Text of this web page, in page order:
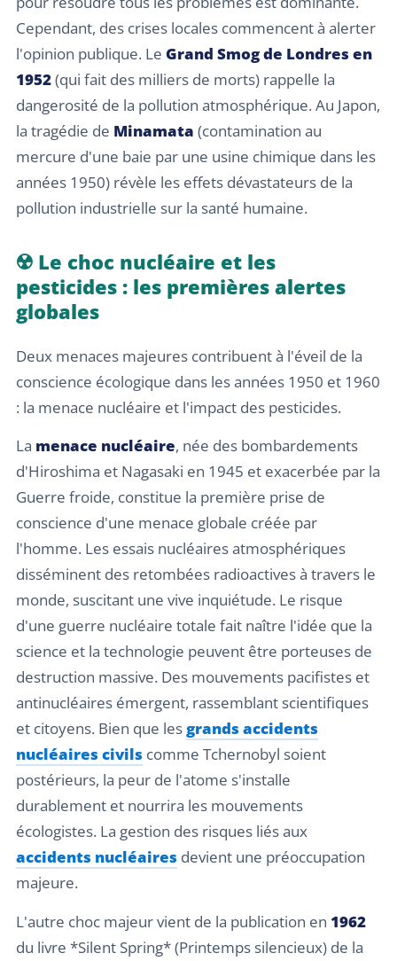
Cependant, des crises locales commencent à alerter
l'opinion publique. Le Grand Smog de Londres en
1952(qui fait des milliers de morts) rappelle la
dangerosité de la pollution atmosphérique. Au Japon,
la tragédie de Minamata (contamination au
mercure d'une baie par une usine chimique dans les
années 1950) révèle les effets dévastateurs de la
pollution industrielle sur la santé humaine.
☢️ Le choc nucléaire et les
pesticides : les premières alertes
globales
Deux menaces majeures contribuent à l'éveil de la
conscience écologique dans les années 1950 et 1960
: la menace nucléaire et l'impact des pesticides.
La menace nucléaire, née des bombardements
d'Hiroshima et Nagasaki en 1945 et exacerbée par la
Guerre froide, constitue la première prise de
conscience d'une menace globale créée par
l'homme. Les essais nucléaires atmosphériques
disséminent des retombées radioactives à travers le
monde, suscitant une vive inquiétude. Le risque
d'une guerre nucléaire totale fait naître l'idée que la
science et la technologie peuvent être porteuses de
destruction massive. Des mouvements pacifistes et
antinucléaires émergent, rassemblant scientifiques
et citoyens. Bien que les grands accidents
nucléaires civils comme Tchernobyl soient
postérieurs, la peur de l'atome s'installe
durablement et nourrira les mouvements
écologistes. La gestion des risques liés aux
accidents nucléaires devient une préoccupation
majeure.
L'autre choc majeur vient de la publication en 1962
du livre *Silent Spring* (Printemps silencieux) de la